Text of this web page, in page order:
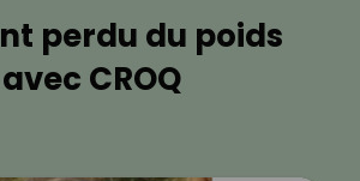
perdu du poids
avec CROQ